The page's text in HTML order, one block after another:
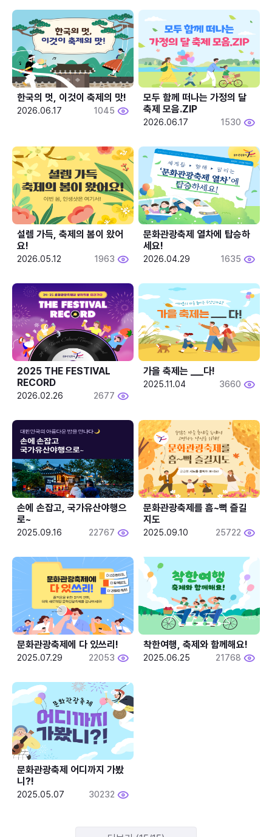
한국의 멋, 이것이 축제의 맛!
2026.06.17 1045
모두 함께 떠나는 가정의 달
축제 모음.ZIP
2026.06.17 1530
설렘 가득, 축제의 봄이 왔어
요!
2026.05.12 1963
문화관광축제 열차에 탑승하
세요!
2026.04.29 1635
2025 THE FESTIVAL
RECORD
2026.02.26 2677
2025.11.04 3660
손에 손잡고, 국가유산야행으
로~
2025.09.16 22767
문화관광축제를 흠~뻑 즐길
지도
2025.09.10 25722
문화관광축제에 다 있쓰리!
2025.07.29 22053
착한여행, 축제와 함께해요!
2025.06.25 21768
문화관광축제 어디까지 가봤
니?!
2025.05.07 30232